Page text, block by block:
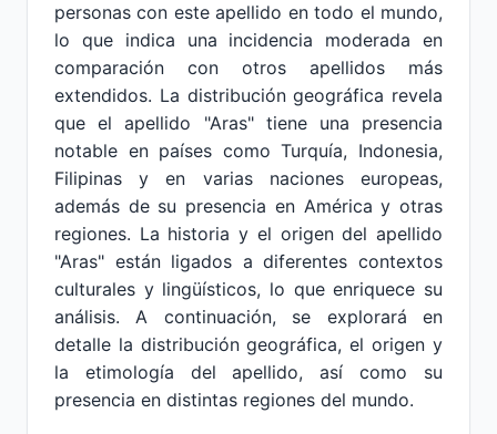
personas con este apellido en todo el mundo,
lo que indica una incidencia moderada en
comparación con otros apellidos más
extendidos. La distribución geográfica revela
que el apellido "Aras" tiene una presencia
notable en países como Turquía, Indonesia,
Filipinas y en varias naciones europeas,
además de su presencia en América y otras
regiones. La historia y el origen del apellido
"Aras" están ligados a diferentes contextos
culturales y lingüísticos, lo que enriquece su
análisis. A continuación, se explorará en
detalle la distribución geográfica, el origen y
la etimología del apellido, así como su
presencia en distintas regiones del mundo.